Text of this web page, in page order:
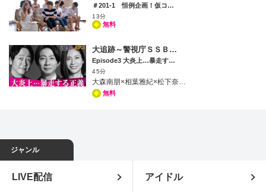
＃201-1 恒例企画！仮コンビネタ発表会…菊地亜美が合宿初参加でみんなを絶賛
13分
無料
大追跡～警視庁ＳＳＢＣ強行犯係～Season2
Episode3 大炎上…暴走する正義
45分
大森南朋×相葉雅紀×松下奈緒の痛快捜査ミステリー第3話！足立区の公園でホームレスの男性（きたろう）が死亡。第一発見者の小木（望月歩）に疑惑が向く一方、伊垣（大森南朋）と名波（相葉雅紀）は防犯カメラの暗闇から謎の男を発見する。そんな中、小木の顔や住所までがネットに晒され、事件は大炎上！さらには、警察内部の捜査情報や、八重樫一課長（遠藤憲一）の個人情報までがネット上に晒されて…!?ネット住民の正義が暴走する中、遥（松下奈緒）らが辿り着いた驚愕の真相とは…!?
無料
ジャンル
LIVE配信 アイドル